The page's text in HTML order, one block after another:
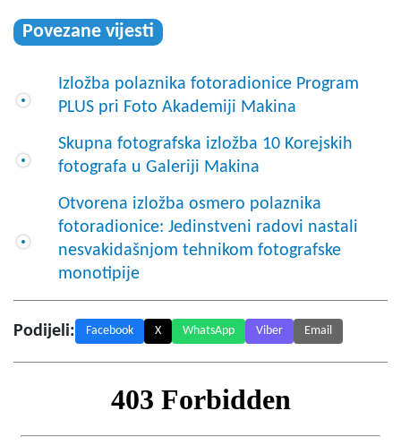
Povezane vijesti
Izložba polaznika fotoradionice Program
PLUS pri Foto Akademiji Makina
Skupna fotografska izložba 10 Korejskih
fotografa u Galeriji Makina
Otvorena izložba osmero polaznika
fotoradionice: Jedinstveni radovi nastali
nesvakidašnjom tehnikom fotografske
monotipije
Podijeli: Facebook X WhatsApp Viber Email